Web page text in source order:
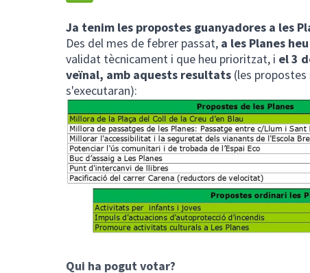
Ja tenim les propostes guanyadores a les
Des del mes de febrer passat, a les Planes
validat tècnicament i que heu prioritzat, i el 3
veïnal, amb aquests resultats (les
s'executaran):
Qui ha pogut votar?